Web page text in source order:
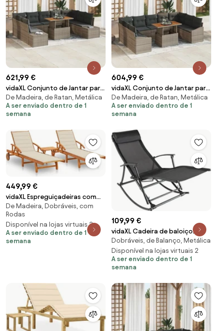
621,99 €
vidaXL Conjunto de Jantar para
Jardim 10 pcs Cinza e Marrom
De Madeira, de Ratan, Metálica
A ser enviado dentro de 1
semana
604,99 €
vidaXL Conjunto de Jantar para
Jardim 10 pcs Cinza e Marrom
De Madeira, de Ratan, Metálica
A ser enviado dentro de 1
semana
449,99 €
vidaXL Espreguiçadeiras com
mesa e almofadões 2 pcs
acácia maciça
De Madeira, Dobráveis, com
Rodas
Disponível na lojas virtuais 2
A ser enviado dentro de 1
semana
109,99 €
vidaXL Cadeira de baloiço
jardim aço e textilene preto
Dobráveis, de Balanço, Metálica
Disponível na lojas virtuais 2
A ser enviado dentro de 1
semana